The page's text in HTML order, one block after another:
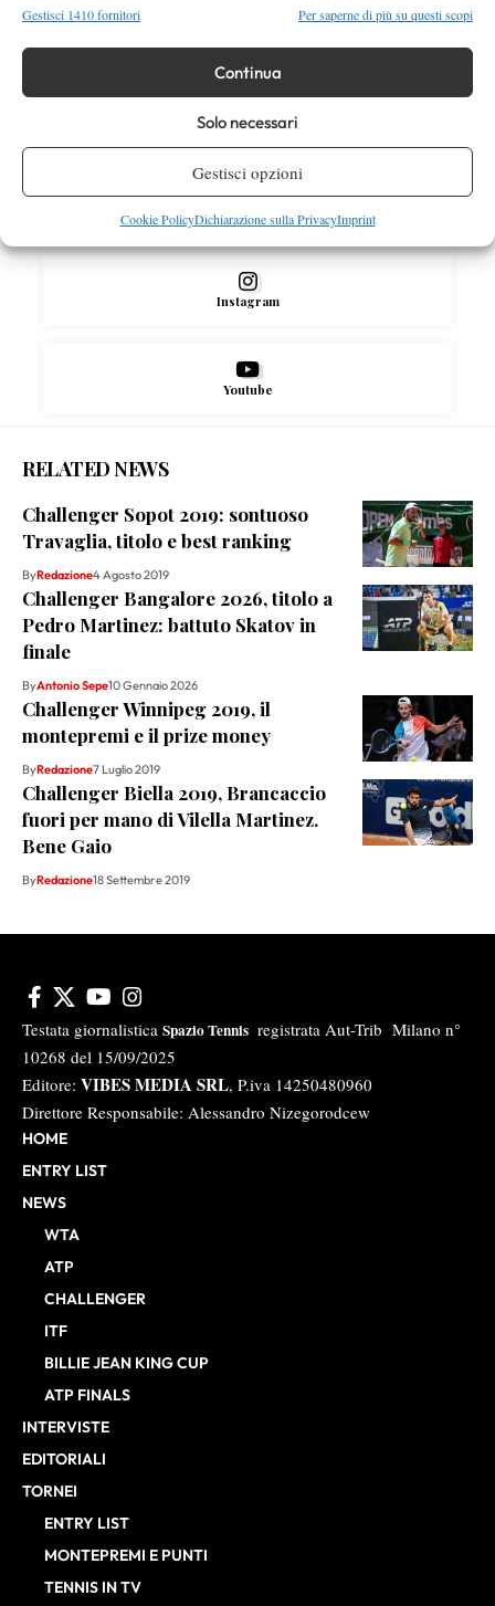
Gestisci 1410 fornitori Per saperne di più su questi scopi
Continua
Solo necessari
Gestisci opzioni
Cookie PolicyDichiarazione sulla PrivacyImprint
SOCIAL
Facebook
X
Instagram
Youtube
RELATED NEWS
Challenger Sopot 2019: sontuoso
Travaglia, titolo e best ranking
ByRedazione4 Agosto 2019
Challenger Bangalore 2026, titolo a
Pedro Martinez: battuto Skatov in
finale
ByAntonio Sepe10 Gennaio 2026
Challenger Winnipeg 2019, il
montepremi e il prize money
ByRedazione7 Luglio 2019
Challenger Biella 2019, Brancaccio
fuori per mano di Vilella Martinez.
Bene Gaio
ByRedazione18 Settembre 2019
Testata giornalistica Spazio Tennis registrata Aut-Trib Milano n°
10268 del 15/09/2025
Editore: VIBES MEDIA SRL, P.iva 14250480960
Direttore Responsabile: Alessandro Nizegorodcew
HOME
ENTRY LIST
NEWS
WTA
ATP
CHALLENGER
ITF
BILLIE JEAN KING CUP
ATP FINALS
INTERVISTE
EDITORIALI
TORNEI
ENTRY LIST
MONTEPREMI E PUNTI
TENNIS IN TV